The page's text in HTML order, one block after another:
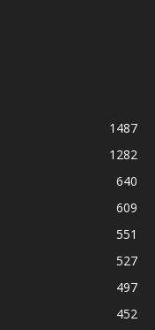
1487
1282
640
609
551
527
497
452